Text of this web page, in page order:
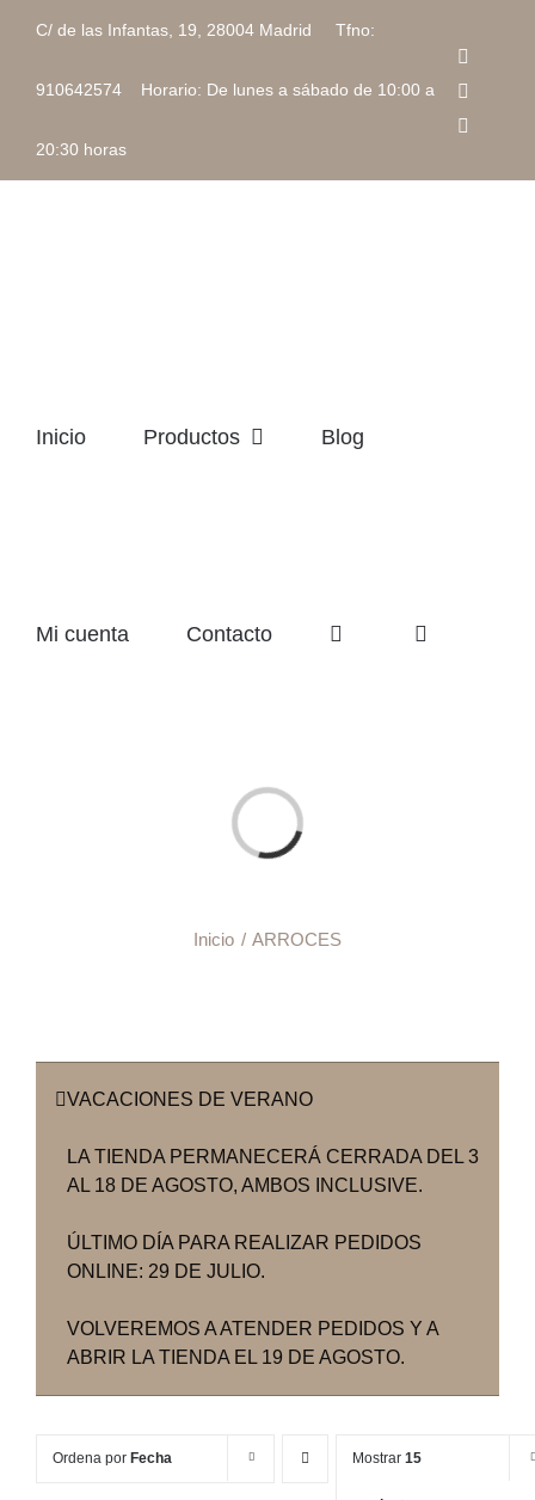
contenido
C/ de las Infantas, 19, 28004 Madrid Tfno:
910642574 Horario: De lunes a sábado de 10:00 a
20:30 horas
Inicio Productos Blog
Mi cuenta Contacto
Cargando...
Inicio ARROCES
VACACIONES DE VERANO
LA TIENDA PERMANECERÁ CERRADA DEL 3
AL 18 DE AGOSTO, AMBOS INCLUSIVE.
ÚLTIMO DÍA PARA REALIZAR PEDIDOS
ONLINE: 29 DE JULIO.
VOLVEREMOS A ATENDER PEDIDOS Y A
ABRIR LA TIENDA EL 19 DE AGOSTO.
Ordena por Fecha Mostrar 15